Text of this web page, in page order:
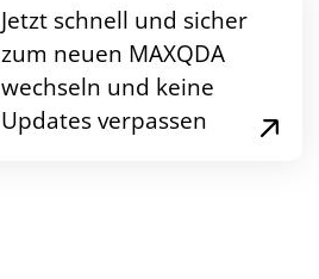
Jetzt schnell und sicher
zum neuen MAXQDA
wechseln und keine
Updates verpassen